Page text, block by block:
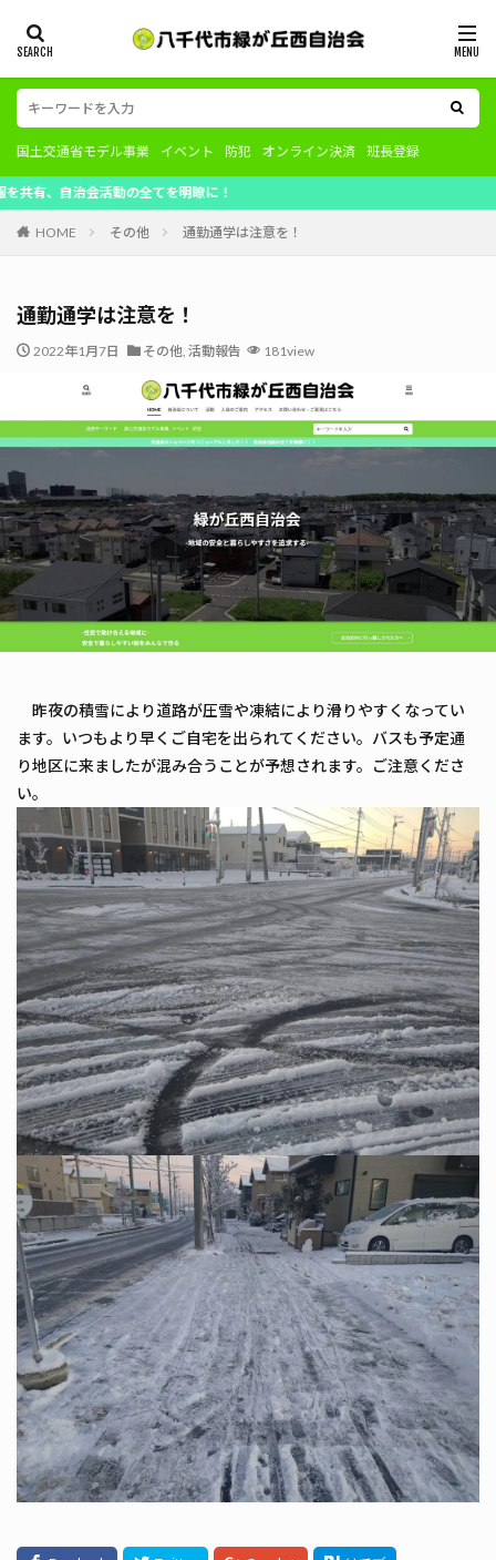
国土交通省モデル事業 イベント 防犯 オンライン決済 班長登録
活動の全てを明瞭に！
HOME その他 通勤通学は注意を！
通勤通学は注意を！
2022年1月7日 その他, 活動報告 181view
昨夜の積雪により道路が圧雪や凍結により滑りやすくなってい
ます。いつもより早くご自宅を出られてください。バスも予定通
り地区に来ましたが混み合うことが予想されます。ご注意くださ
い。